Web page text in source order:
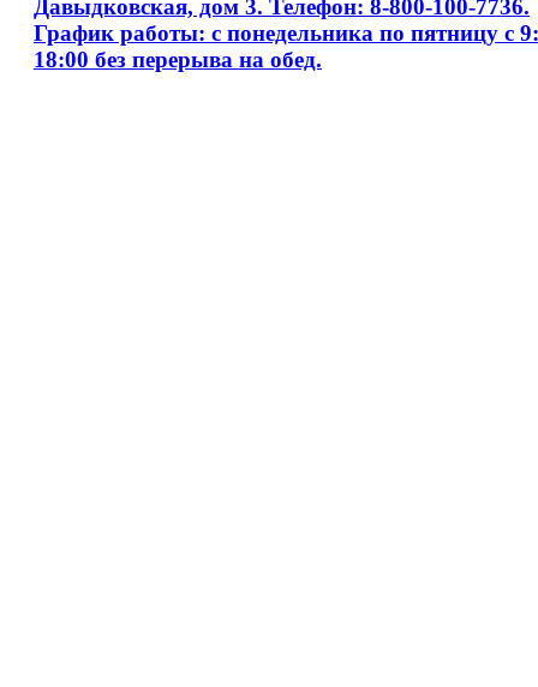
Давыдковская, дом 3. Телефон: 8-800-100-7736.
График работы: с понедельника по пятницу с
18:00 без перерыва на обед.